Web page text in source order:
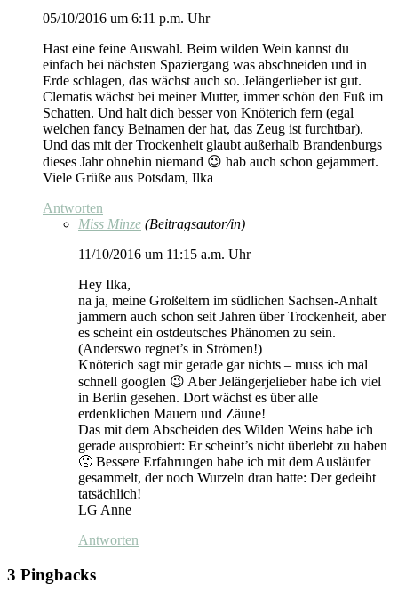
05/10/2016 um 6:11 p.m. Uhr
Hast eine feine Auswahl. Beim wilden Wein kannst du
einfach bei nächsten Spaziergang was abschneiden und in
Erde schlagen, das wächst auch so. Jelängerlieber ist gut.
Clematis wächst bei meiner Mutter, immer schön den Fuß im
Schatten. Und halt dich besser von Knöterich fern (egal
welchen fancy Beinamen der hat, das Zeug ist furchtbar).
Und das mit der Trockenheit glaubt außerhalb Brandenburgs
dieses Jahr ohnehin niemand 😉 hab auch schon gejammert.
Viele Grüße aus Potsdam, Ilka
Antworten
Miss Minze (Beitragsautor/in)
11/10/2016 um 11:15 a.m. Uhr
Hey Ilka,
na ja, meine Großeltern im südlichen Sachsen-Anhalt
jammern auch schon seit Jahren über Trockenheit, aber
es scheint ein ostdeutsches Phänomen zu sein.
(Anderswo regnet’s in Strömen!)
Knöterich sagt mir gerade gar nichts – muss ich mal
schnell googlen 😉 Aber Jelängerjelieber habe ich viel
in Berlin gesehen. Dort wächst es über alle
erdenklichen Mauern und Zäune!
Das mit dem Abscheiden des Wilden Weins habe ich
gerade ausprobiert: Er scheint’s nicht überlebt zu haben
🙁 Bessere Erfahrungen habe ich mit dem Ausläufer
gesammelt, der noch Wurzeln dran hatte: Der gedeiht
tatsächlich!
LG Anne
Antworten
3 Pingbacks